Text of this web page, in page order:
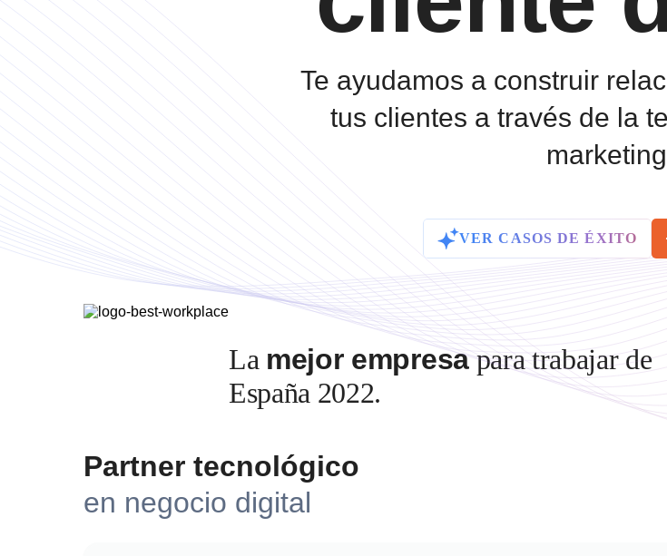
Te ayudamos a construir
tus clientes a través de la
VER CASOS DE ÉXITO
La mejor empresapara trabajar de
España 2022.
Partner tecnológico
en negocio digital